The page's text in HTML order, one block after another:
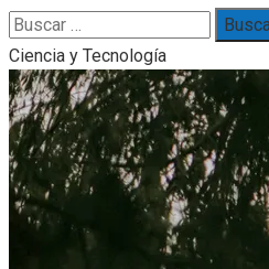
Buscar:
Ciencia y Tecnología